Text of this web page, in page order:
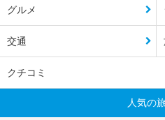
グルメ
交通
クチコミ
人気の